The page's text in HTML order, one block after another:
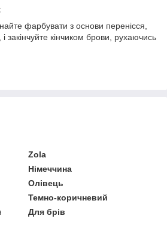
фарбувати з основи перенісся,
закінчуйте кінчиком брови, рухаючись
Zola
Німеччина
Олівець
Темно-коричневий
Для брів